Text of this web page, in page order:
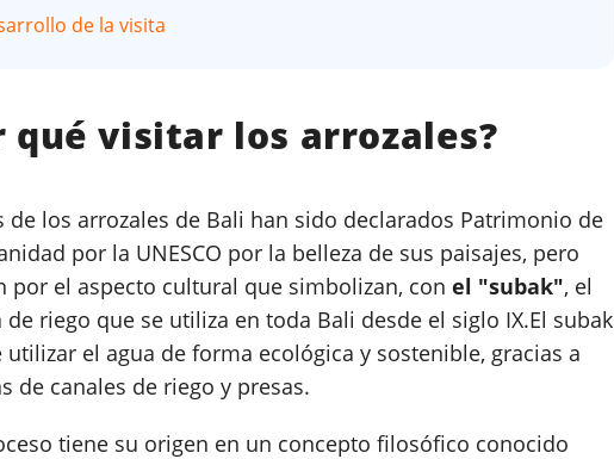
de la visita
qué visitar los arrozales?
de los arrozales de Bali han sido declarados Patrimonio de
por la UNESCO por la belleza de sus paisajes, pero
por el aspecto cultural que simbolizan, con el "subak", el
de riego que se utiliza en toda Bali desde el siglo IX.El subak
el agua de forma ecológica y sostenible, gracias a
de canales de riego y presas.
tiene su origen en un concepto filosófico conocido